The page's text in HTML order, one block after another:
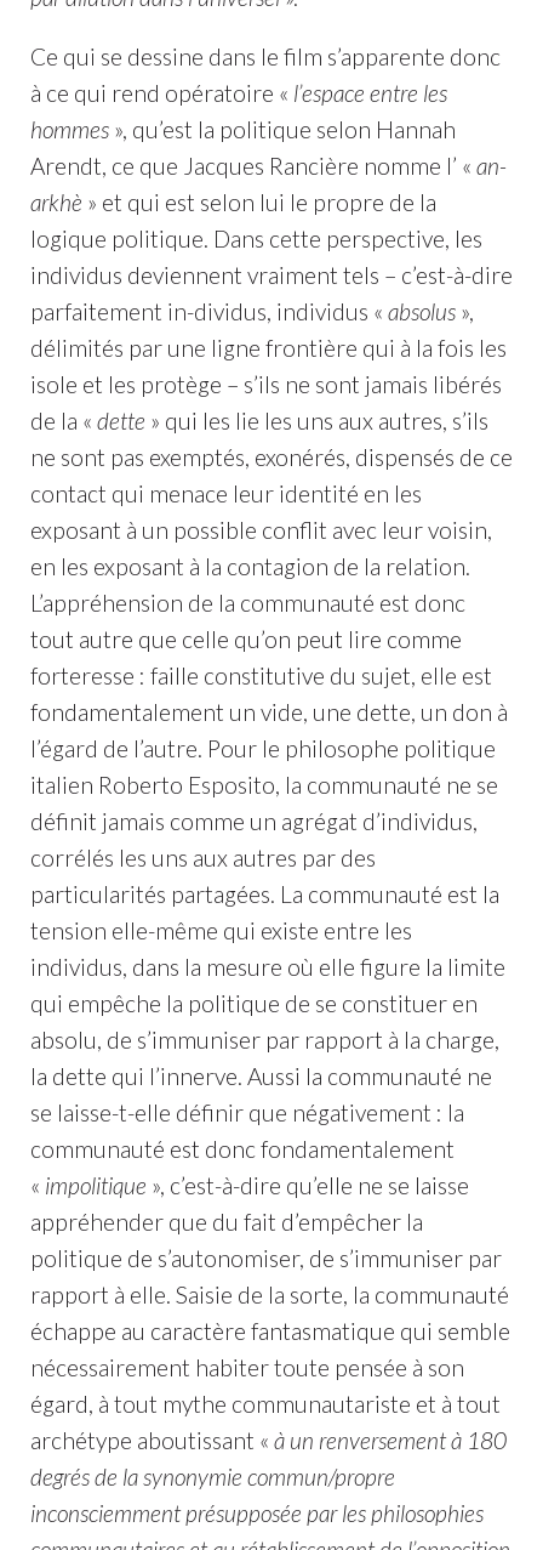
Ce qui se dessine dans le film s’apparente donc
à ce qui rend opératoire « l’espace entre les
hommes», qu’est la politique selon Hannah
Arendt, ce que Jacques Rancière nomme l’ « an-
arkhè » et qui est selon lui le propre de la
logique politique. Dans cette perspective, les
individus deviennent vraiment tels – c’est-à-dire
parfaitement in-dividus, individus « absolus»,
délimités par une ligne frontière qui à la fois les
isole et les protège – s’ils ne sont jamais libérés
de la « dette » qui les lie les uns aux autres, s’ils
ne sont pas exemptés, exonérés, dispensés de ce
contact qui menace leur identité en les
exposant à un possible conflit avec leur voisin,
en les exposant à la contagion de la relation.
L’appréhension de la communauté est donc
tout autre que celle qu’on peut lire comme
forteresse : faille constitutive du sujet, elle est
fondamentalement un vide, une dette, un don à
l’égard de l’autre. Pour le philosophe politique
italien Roberto Esposito, la communauté ne se
définit jamais comme un agrégat d’individus,
corrélés les uns aux autres par des
particularités partagées. La communauté est la
tension elle-même qui existe entre les
individus, dans la mesure où elle figure la limite
qui empêche la politique de se constituer en
absolu, de s’immuniser par rapport à la charge,
la dette qui l’innerve. Aussi la communauté ne
se laisse-t-elle définir que négativement : la
communauté est donc fondamentalement
« impolitique », c’est-à-dire qu’elle ne se laisse
appréhender que du fait d’empêcher la
politique de s’autonomiser, de s’immuniser par
rapport à elle. Saisie de la sorte, la communauté
échappe au caractère fantasmatique qui semble
nécessairement habiter toute pensée à son
égard, à tout mythe communautariste et à tout
archétype aboutissant « à un renversement à 180
degrés de la synonymie commun/propre
inconsciemment présupposée par les philosophies